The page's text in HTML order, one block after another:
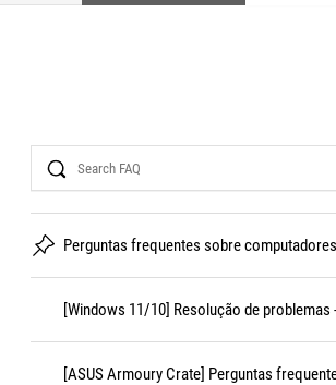
Search
Perguntas frequentes sobre
[Windows 11/10] Resolução de
[ASUS Armoury Crate] Perguntas